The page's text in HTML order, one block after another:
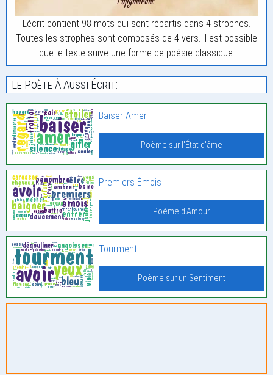
L'écrit contient 98 mots qui sont répartis dans 4 strophes.
Toutes les strophes sont composés de 4 vers. Il est possible
que le texte suive une forme de poésie classique.
Le Poète À Aussi Écrit:
Baiser Amer
Poème sur l'État d'âme
Premiers Émois
Poème d'Amour
Tourment
Poème sur un Sentiment